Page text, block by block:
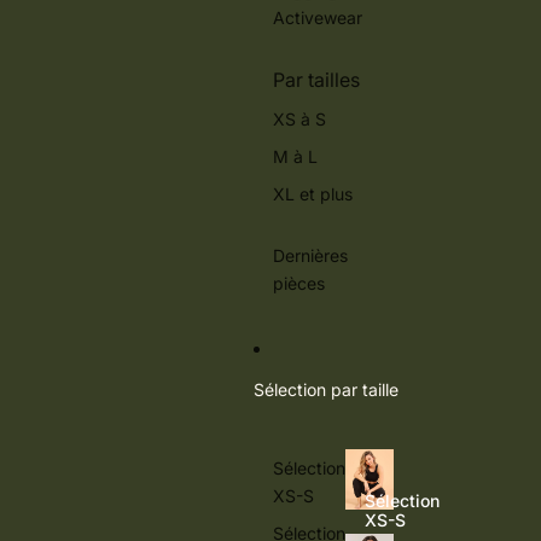
Activewear
Par tailles
XS à S
M à L
XL et plus
Dernières
pièces
Sélection par taille
Sélection
XS-S
Sélection
Sélection
XS-S